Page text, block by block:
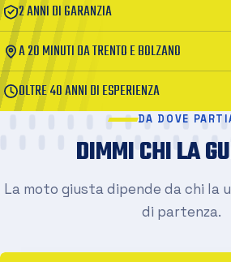
2 ANNI DI GARANZIA
A 20 MINUTI DA TRENTO E BOLZANO
OLTRE 40 ANNI DI ESPERIENZA
DA DOVE
DIMMI CHI LA
La moto giusta dipende da chi la
di partenza.